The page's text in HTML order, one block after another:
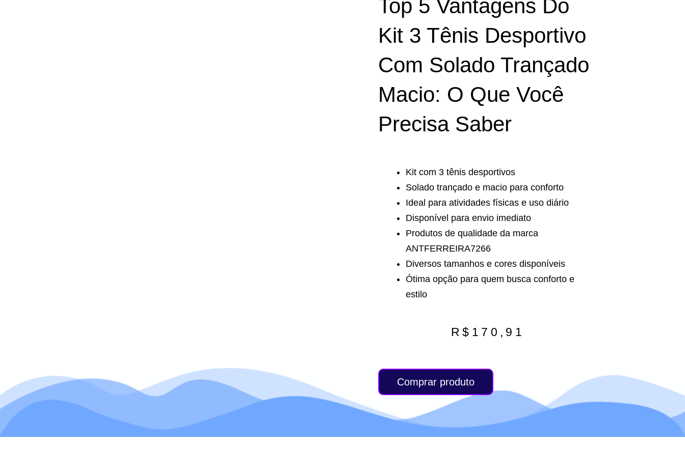
Top 5 Vantagens Do
Kit 3 Tênis Desportivo
Com Solado Trançado
Macio: O Que Você
Precisa Saber
Kit com 3 tênis desportivos
Solado trançado e macio para conforto
Ideal para atividades físicas e uso diário
Disponível para envio imediato
Produtos de qualidade da marca
ANTFERREIRA7266
Diversos tamanhos e cores disponíveis
Ótima opção para quem busca conforto e
estilo
R$ 170,91
Comprar produto